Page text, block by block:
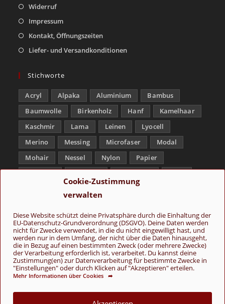
Cookie-Zustimmung
verwalten
Diese Website schützt deine Privatsphäre durch die Einhaltung der
EU-Datenschutz-Grundverordnung (DSGVO). Deine Daten werden
nicht für Zwecke verwendet, in die du nicht eingewilligt hast, und
werden nur in dem Umfang, der nicht über die Daten hinausgeht,
die in Bezug auf einen bestimmten Zweck (oder mehrere Zwecke)
der Verarbeitung erforderlich ist, verarbeitet. Du kannst deine
Zustimmung(en) zur Datenverarbeitung für bestimmte Zwecke in
"Einstellungen" oder durch Klicken auf "Akzeptieren" erteilen.
Mehr Informationen über Cookies ➦
Widerruf
Impressum
Kontakt, Öffnungszeiten
Liefer- und Versandkonditionen
Stichworte
Acryl Alpaka Aluminium
Bambus
Baumwolle
Birkenholz Hanf
Kamelhaar
Kaschmir
Lama Leinen
Lyocell
Merino
Messing Microfaser
Modal
Mohair
Nessel Nylon
Papier
Folge uns
Über uns